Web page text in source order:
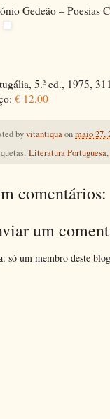
Gedeão – Poesias
5.ª ed., 1975,
€ 12,00
byvitantiquaonmaio 27,
Literatura Portuguesa,
comentários:
um
só um membro deste